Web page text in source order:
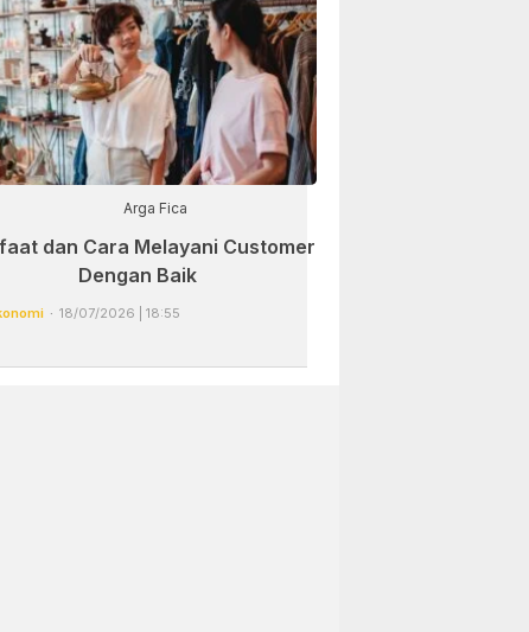
Arga Fica
dan Cara Melayani Customer
Dengan Baik
18/07/2026 | 18:55